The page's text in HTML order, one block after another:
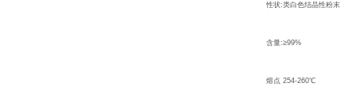
性状:类白色结晶性粉末
含量:≥99%
熔点 254-260℃